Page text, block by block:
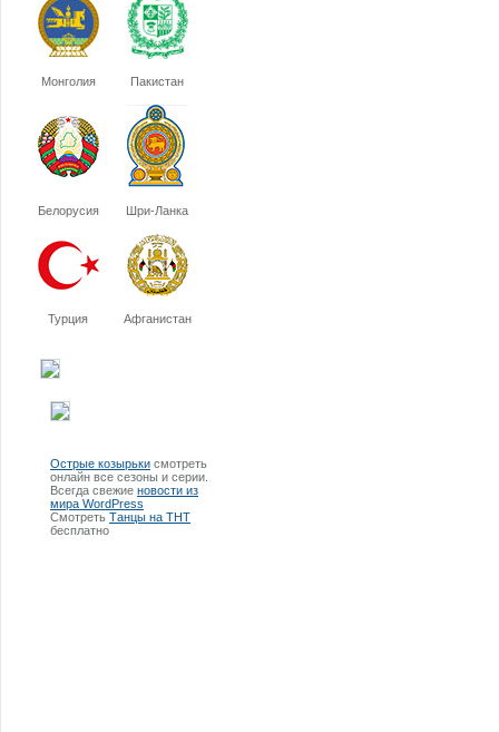
Монголия Пакистан
Белорусия Шри-Ланка
Турция Афганистан
Острые козырьки смотреть
онлайн все сезоны и серии.
Всегда свежие новости из
мира WordPress
Смотреть Танцы на ТНТ
бесплатно